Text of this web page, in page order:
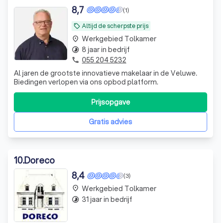
local_offer Altijd de scherpste prijs
(1)
8,7
Al jaren de grootste innovatieve makelaar in de Veluwe.
Biedingen verlopen via ons opbod platform.
Gratis advies
Prijsopgave
place Werkgebied Tolkamer
timelapse 8 jaar in bedrijf
phone 055 204 5232
10.Doreco
(3)
8,4
place Werkgebied Tolkamer
timelapse 31 jaar in bedrijf